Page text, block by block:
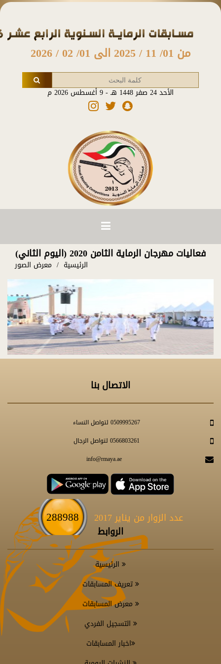
من 01/ 11 / 2025 الى 01/ 02 / 2026
الأحد 24 صفر 1448 هـ - 9 أغسطس 2026 م
فعاليات مهرجان الرماية الثامن 2020 (اليوم الثاني)
الرئيسية معرض الصور
الاتصال بنا
0509995267 لتواصل النساء
0566803261 لتواصل الرجال
info@rmaya.ae
عدد الزوار من يناير 2017 288988
الروابط
الرئيسية
تعريف المسابقات
معرض المسابقات
التسجيل الفردي
اخبار المسابقات